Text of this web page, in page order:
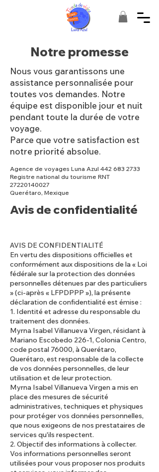
Notre promesse
Nous vous garantissons une
assistance personnalisée pour
toutes vos demandes. Notre
équipe est disponible jour et nuit
pendant toute la durée de votre
voyage.
Parce que votre satisfaction est
notre priorité absolue.
Agence de voyages Luna Azul 442 683 2733
Registre national du tourisme RNT
27220140027
Querétaro, Mexique
Avis de confidentialité
AVIS DE CONFIDENTIALITÉ
En vertu des dispositions officielles et
conformément aux dispositions de la « Loi
fédérale sur la protection des données
personnelles détenues par des particuliers
» (ci-après « LFPDPPP »), la présente
déclaration de confidentialité est émise :
1. Identité et adresse du responsable du
traitement des données.
Myrna Isabel Villanueva Virgen, résidant à
Mariano Escobedo 226-1, Colonia Centro,
code postal 76000, à Querétaro,
Querétaro, est responsable de la collecte
de vos données personnelles, de leur
utilisation et de leur protection.
Myrna Isabel Villanueva Virgen a mis en
place des mesures de sécurité
administratives, techniques et physiques
pour protéger vos données personnelles,
que nous exigeons de nos prestataires de
services qu'ils respectent.
2. Objectif des informations à collecter.
Vos informations personnelles seront
utilisées pour vous proposer nos produits